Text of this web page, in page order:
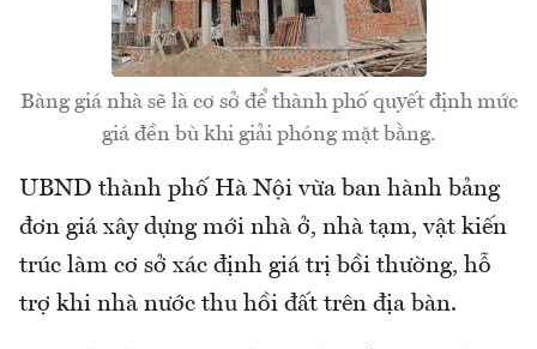
Bàng giá nhà sẽ là cơ sở để thành phố quyết định mức
giá đền bù khi giải phóng mặt bằng.
UBND thành phố Hà Nội vừa ban hành bảng
đơn giá xây dựng mới nhà ở, nhà tạm, vật kiến
trúc làm cơ sở xác định giá trị bồi thường, hỗ
trợ khi nhà nước thu hồi đất trên địa bàn.